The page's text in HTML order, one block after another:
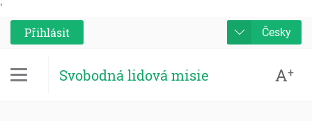
'
Přihlásit
Česky
Svobodná lidová misie A+